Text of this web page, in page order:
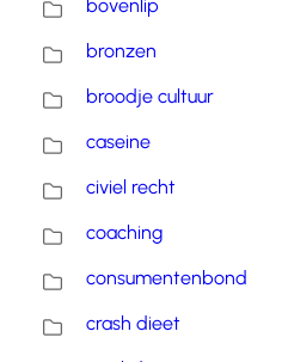
bovenlip
bronzen
broodje cultuur
caseine
civiel recht
coaching
consumentenbond
crash dieet